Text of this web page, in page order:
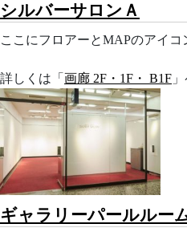
シルバーサロンＡ
ここにフロアーとMAPのアイコ
詳しくは「 画廊 2F・1F・ B1F
ギャラリーパールルー